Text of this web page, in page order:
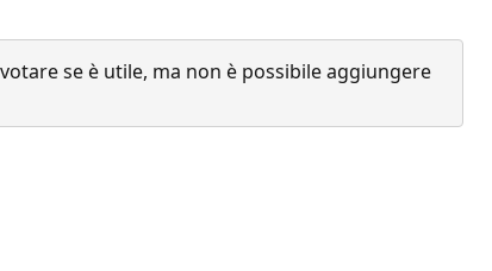
se è utile, ma non è possibile aggiungere